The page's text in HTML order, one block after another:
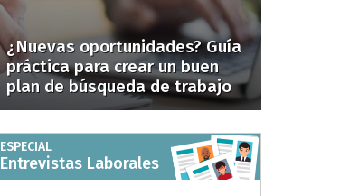
¿Nuevas oportunidades? Guía
práctica para crear un buen
plan de búsqueda de trabajo
ESPECIAL
Entrevistas Laborales